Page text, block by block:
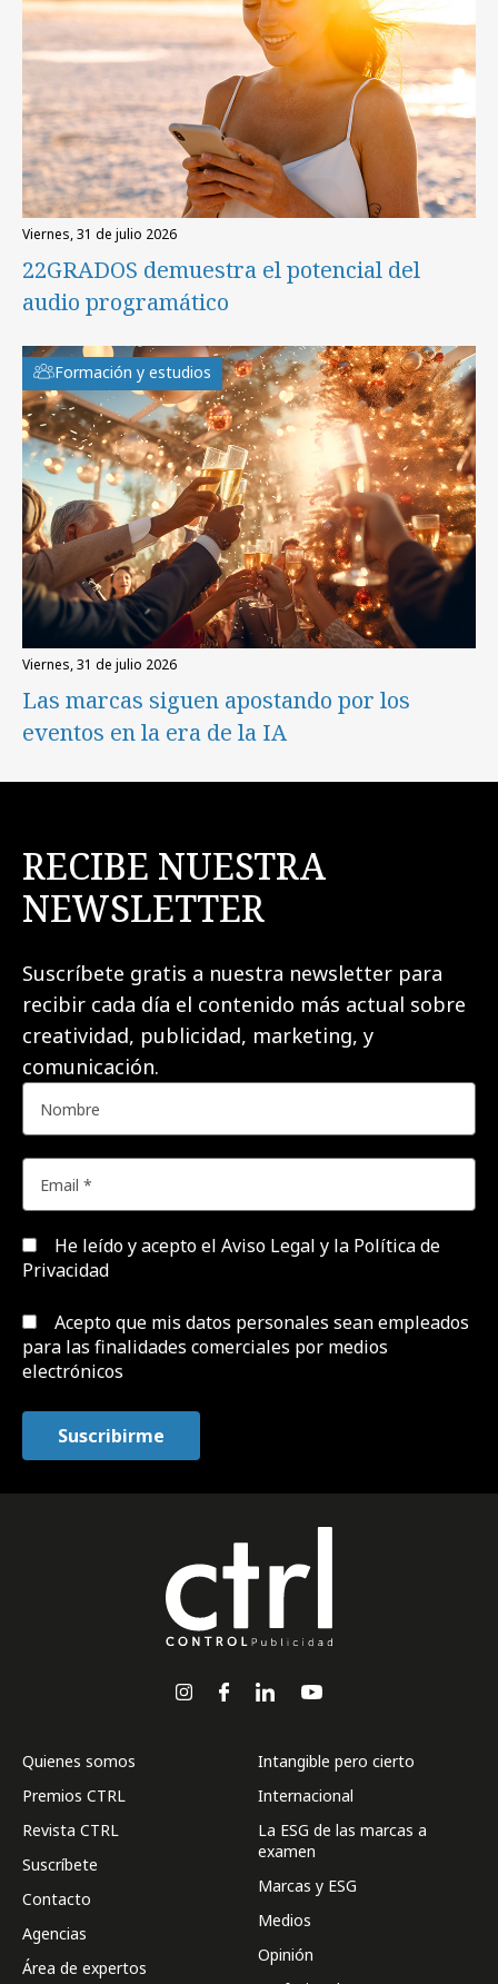
viernes, 31 de julio 2026
22GRADOS demuestra el potencial del
audio programático
Formación y estudios
viernes, 31 de julio 2026
Las marcas siguen apostando por los
eventos en la era de la IA
RECIBE NUESTRA
NEWSLETTER
Suscríbete gratis a nuestra newsletter para
recibir cada día el contenido más actual sobre
creatividad, publicidad, marketing, y
comunicación.
He leído y acepto el Aviso Legal y la Política de
Privacidad
Acepto que mis datos personales sean empleados
para las finalidades comerciales por medios
electrónicos
Quienes somos
Premios CTRL
Revista CTRL
Suscríbete
Contacto
Agencias
Área de expertos
Intangible pero cierto
Internacional
La ESG de las marcas a
examen
Marcas y ESG
Medios
Opinión